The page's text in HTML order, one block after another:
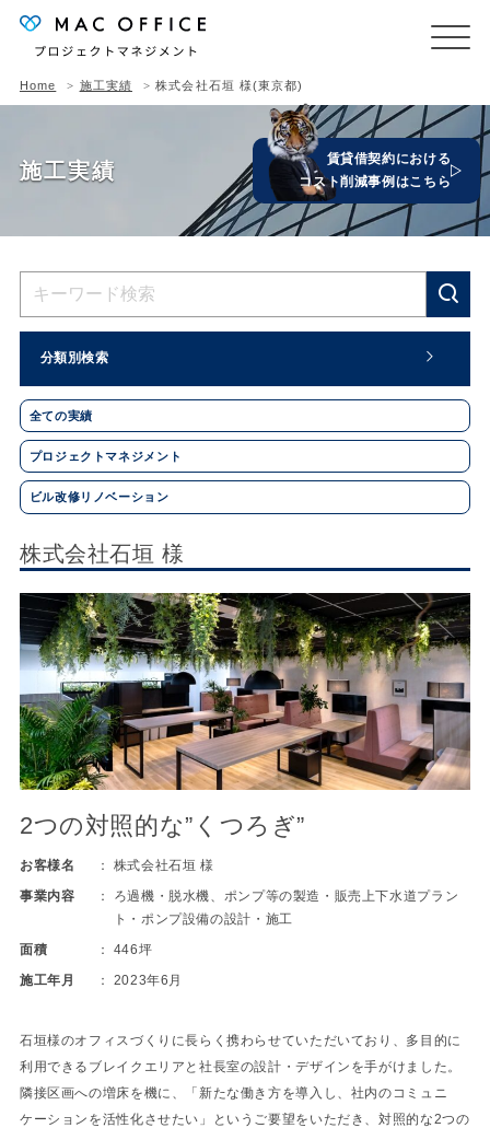
Home 施工実績 株式会社石垣 様(東京都)
施工実績
賃貸借契約における
コスト削減事例はこちら
分類別検索
全ての実績
プロジェクトマネジメント
ビル改修リノベーション
株式会社石垣 様
2つの対照的な”くつろぎ”
お客様名
株式会社石垣 様
事業内容
ろ過機・脱水機、ポンプ等の製造・販売上下水道プラン
ト・ポンプ設備の設計・施工
面積
446坪
施工年月
2023年6月
石垣様のオフィスづくりに長らく携わらせていただいており、多目的に
利用できるブレイクエリアと社長室の設計・デザインを手がけました。
隣接区画への増床を機に、「新たな働き方を導入し、社内のコミュニ
ケーションを活性化させたい」というご要望をいただき、対照的な2つの